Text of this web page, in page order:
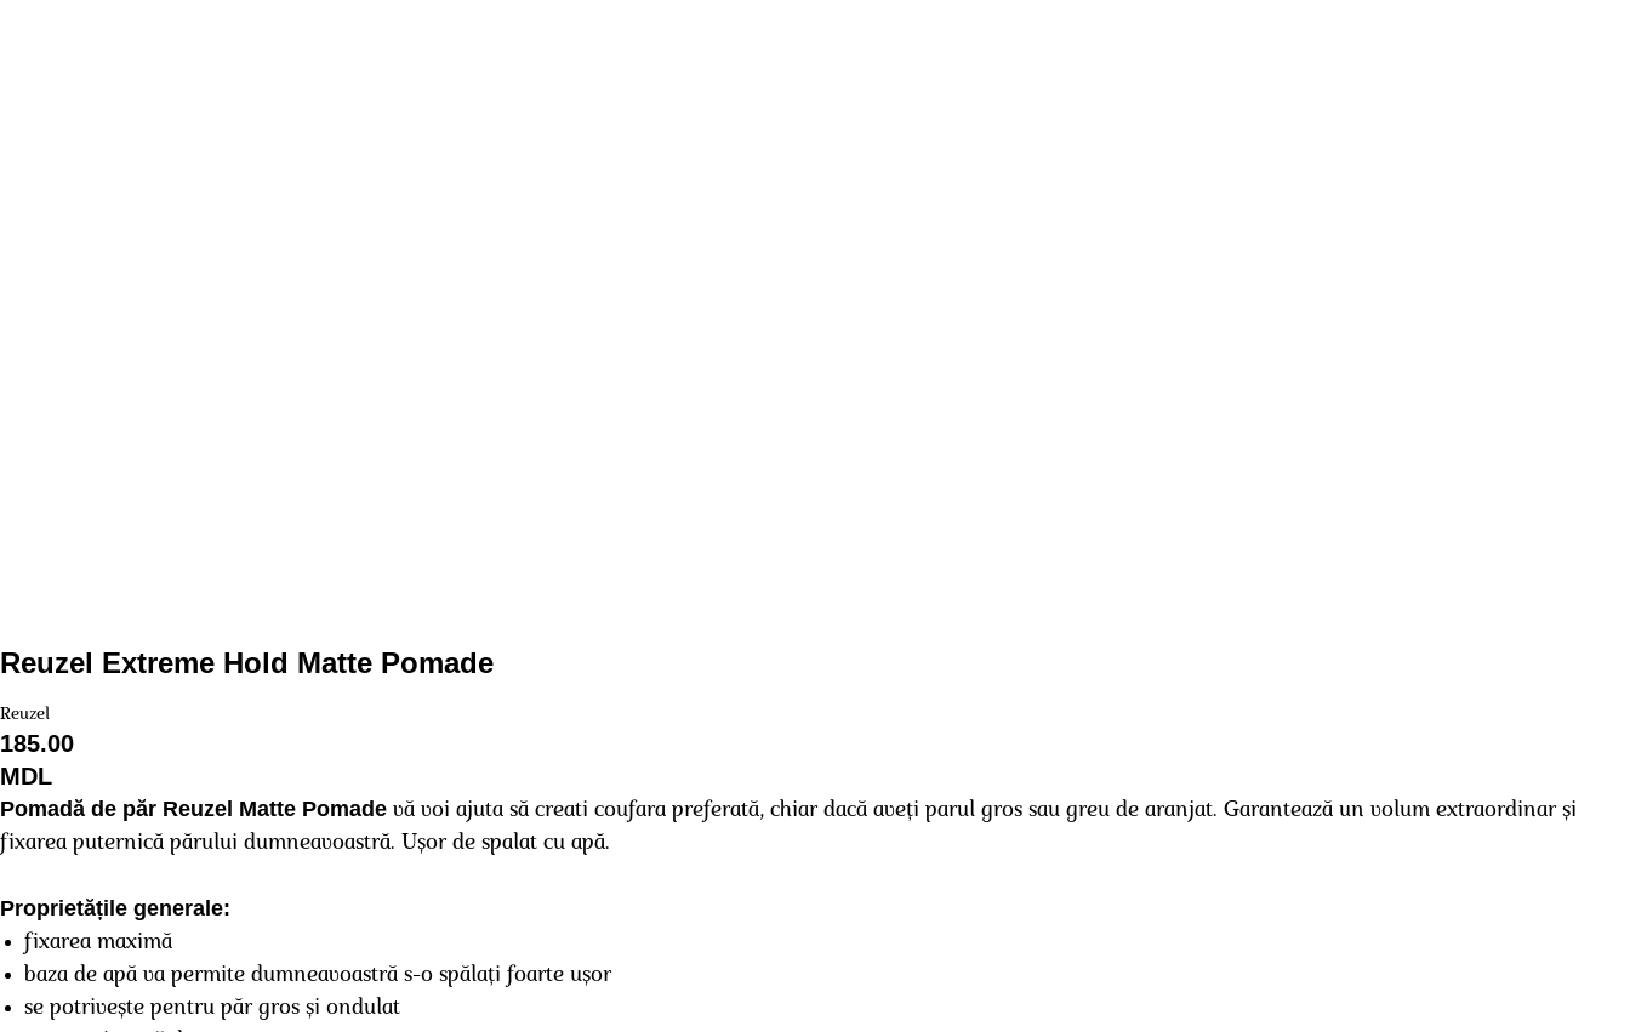
Reuzel Extreme Hold Matte Pomade
Reuzel
185.00
MDL
Pomadă de păr Reuzel Matte Pomade vă voi ajuta să creati coufara preferată, chiar dacă aveți parul gros sau greu de aranjat. Garantează un volum extraordinar și
fixarea puternică părului dumneavoastră. Ușor de spalat cu apă.
Proprietățile generale:
fixarea maximă
baza de apă va permite dumneavoastră s-o spălați foarte ușor
se potrivește pentru păr gros și ondulat